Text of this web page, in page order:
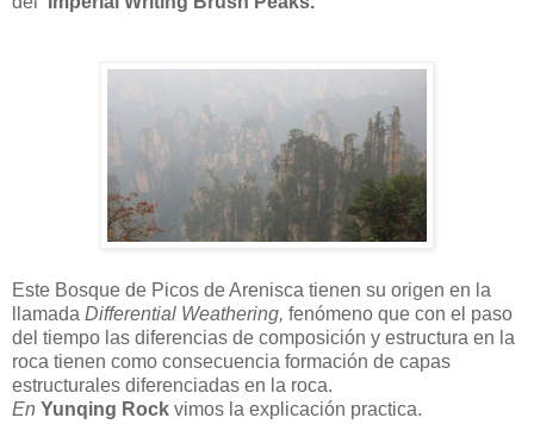
Este Bosque de Picos de Arenisca tienen su origen en la
llamada Differential Weathering, fenómeno que con el paso
del tiempo las diferencias de composición y estructura en la
roca tienen como consecuencia formación de capas
estructurales diferenciadas en la roca.
En Yunqing Rock vimos la explicación practica.